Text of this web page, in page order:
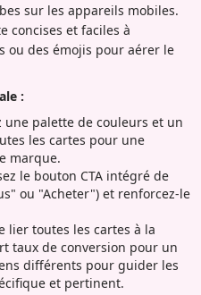
sur les appareils mobiles.
concises et faciles à
ou des émojis pour aérer le
:
une palette de couleurs et un
les cartes pour une
marque.
le bouton CTA intégré de
ou "Acheter") et renforcez-le
lier toutes les cartes à la
taux de conversion pour un
différents pour guider les
et pertinent.